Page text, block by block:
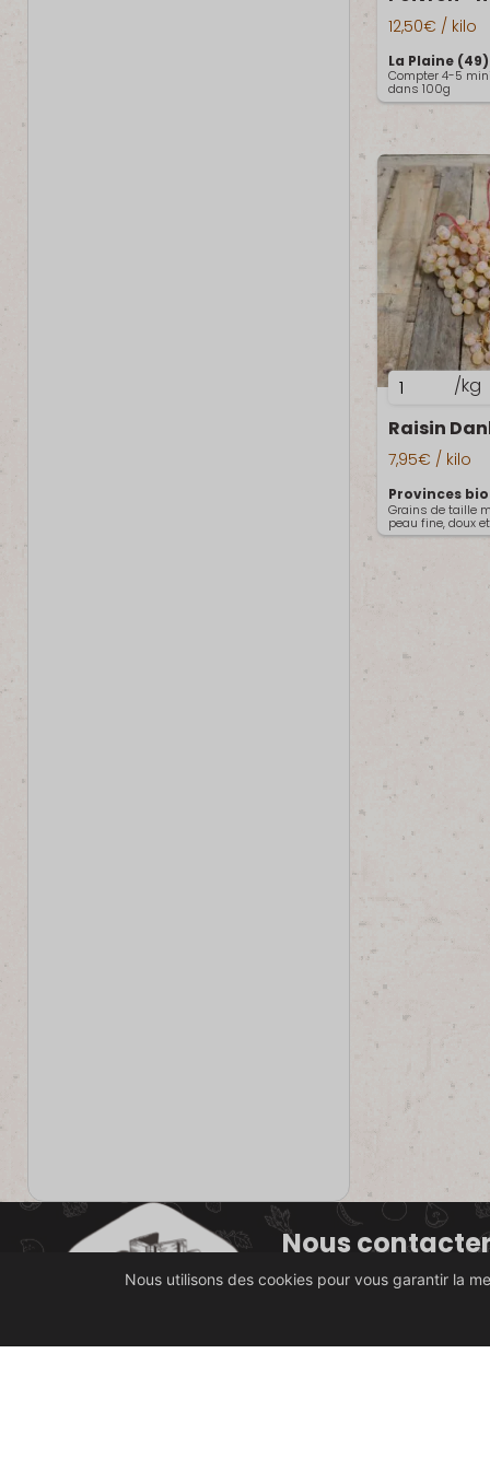
12,50€ / kilo
La Plaine
Compter 4-5
dans 100g
"mini,
méli-
mélo"
Raisin
7,95€ / kilo
Provinces
Grains de taille
peau fine, doux
quantité
Raisin
Danlas
/kg
Nous
Livraison à domicile
Nous utilisons des cookies pour vous garantir la